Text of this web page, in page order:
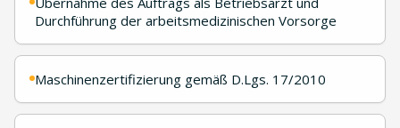
Durchführung der arbeitsmedizinischen Vorsorge
Maschinenzertifizierung gemäß D.Lgs. 17/2010